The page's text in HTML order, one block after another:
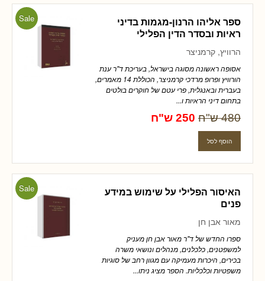
Sale
ספר אליהו הרנון-מגמות בדיני
ראיות ובסדר הדין הפלילי
הרוויץ, קרמניצר
אסופה ראשונה מסוגה בישראל, בעריכת ד"ר ענת
הורוויץ ופרופ מרדכי קרמניצר, הכוללת 14 מאמרים,
בעברית ובאנגלית, פרי עטם של חוקרים בולטים
בתחום דיני הראיות ו...
480 ש"ח 250 ש"ח
Sale
האיסור הפלילי על שימוש במידע
פנים
מאור אבן חן
ספרו החדש של ד"ר מאור אבן חן מעניק
למשפטנים, כלכלנים, מנהלים ונושאי משרה
בכירים, היכרות מעמיקה עם מגוון רחב של סוגיות
משפטיות וכלכליות. הספר מציג ניתו...